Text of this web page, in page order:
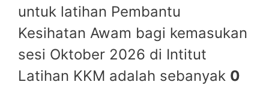
untuk latihan Pembantu
Kesihatan Awam bagi kemasukan
sesi Oktober 2026 di Intitut
Latihan KKM adalah sebanyak 0